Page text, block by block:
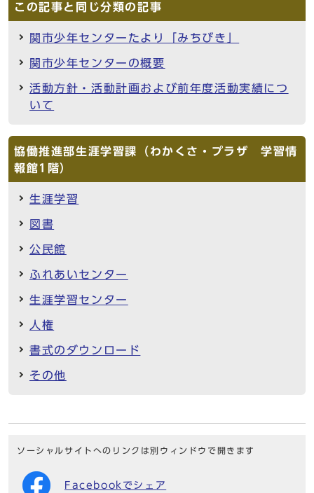
この記事と同じ分類の記事
関市少年センターたより「みちびき」
関市少年センターの概要
活動方針・活動計画および前年度活動実績につ
いて
協働推進部生涯学習課（わかくさ・プラザ 学習情
報館1階）
生涯学習
図書
公民館
ふれあいセンター
生涯学習センター
人権
書式のダウンロード
その他
ソーシャルサイトへのリンクは別ウィンドウで開きます
Facebookでシェア